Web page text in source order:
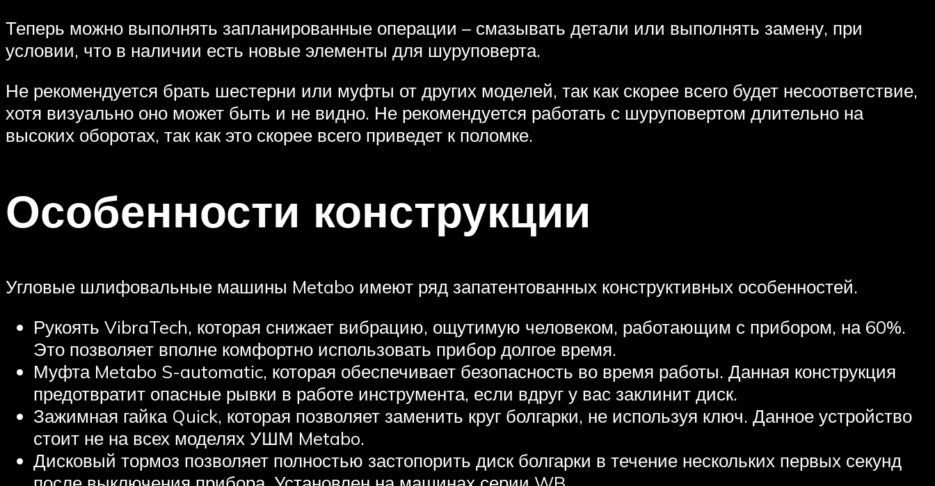
Теперь можно выполнять запланированные операции – смазывать детали или выполнять замену, при
условии, что в наличии есть новые элементы для шуруповерта.
Не рекомендуется брать шестерни или муфты от других моделей, так как скорее всего будет несоответствие,
хотя визуально оно может быть и не видно. Не рекомендуется работать с шуруповертом длительно на
высоких оборотах, так как это скорее всего приведет к поломке.
Особенности конструкции
Угловые шлифовальные машины Metabo имеют ряд запатентованных конструктивных особенностей.
Рукоять VibraTech, которая снижает вибрацию, ощутимую человеком, работающим с прибором, на 60%.
Это позволяет вполне комфортно использовать прибор долгое время.
Муфта Metabo S-automatic, которая обеспечивает безопасность во время работы. Данная конструкция
предотвратит опасные рывки в работе инструмента, если вдруг у вас заклинит диск.
Зажимная гайка Quick, которая позволяет заменить круг болгарки, не используя ключ. Данное устройство
стоит не на всех моделях УШМ Metabo.
Дисковый тормоз позволяет полностью застопорить диск болгарки в течение нескольких первых секунд